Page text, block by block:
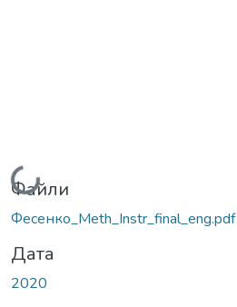
Вантажиться...
Файли
Фесенко_Meth_Instr_final_eng.pdf
Дата
2020